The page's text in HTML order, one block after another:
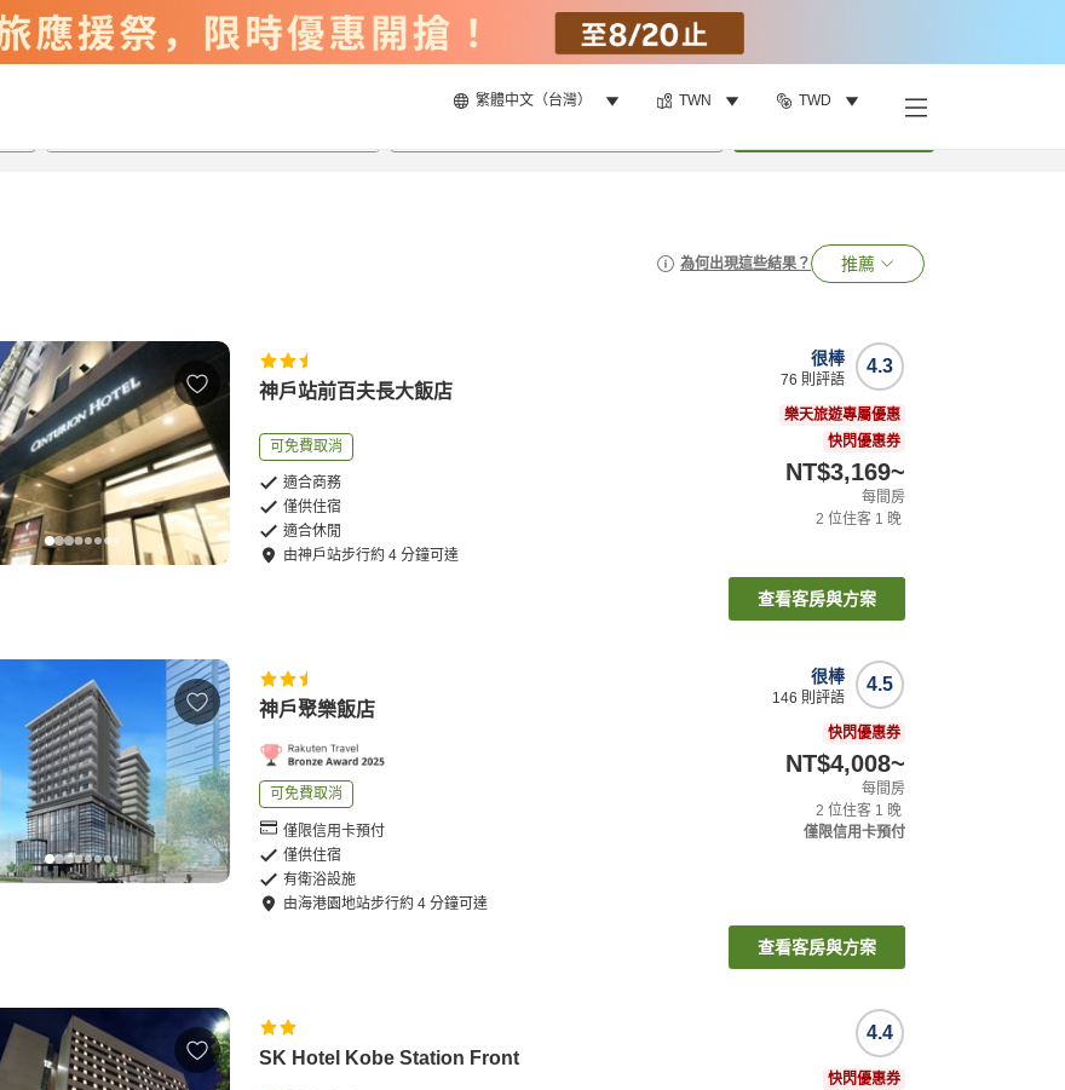
繁體中文（台灣） TWN TWD
為何出現這些結果？ 推薦
神戶站前百夫長大飯店
可免費取消
適合商務
僅供住宿
適合休閒
由神戶站步行約4 分鐘可達
4.3
很棒
76 則評語
樂天旅遊專屬優惠
快閃優惠券
NT$3,169~
每間房
2 位住客 1 晚
查看客房與方案
神戶聚樂飯店
可免費取消
僅限信用卡預付
僅供住宿
有衛浴設施
由海港園地站步行約4 分鐘可達
4.5
很棒
146 則評語
快閃優惠券
NT$4,008~
每間房
2 位住客 1 晚
僅限信用卡預付
查看客房與方案
SK Hotel Kobe Station Front
4.4
快閃優惠券